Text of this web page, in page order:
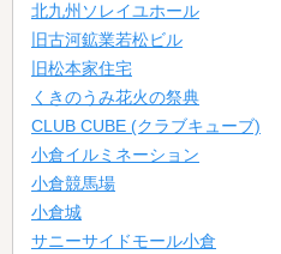
北九州ソレイユホール
旧古河鉱業若松ビル
旧松本家住宅
くきのうみ花火の祭典
CLUB CUBE (クラブキューブ)
小倉イルミネーション
小倉競馬場
小倉城
サニーサイドモール小倉